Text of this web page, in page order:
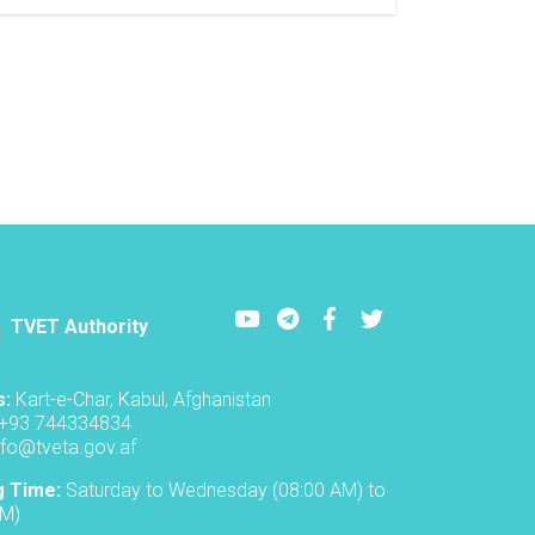
Holding
in
TVET Authority
YoutubeLinkedInFacebook
Twitter
Kart-e-Char, Kabul, Afghanistan
744334834
Time: Saturday to Wednesday (08:00 AM) to